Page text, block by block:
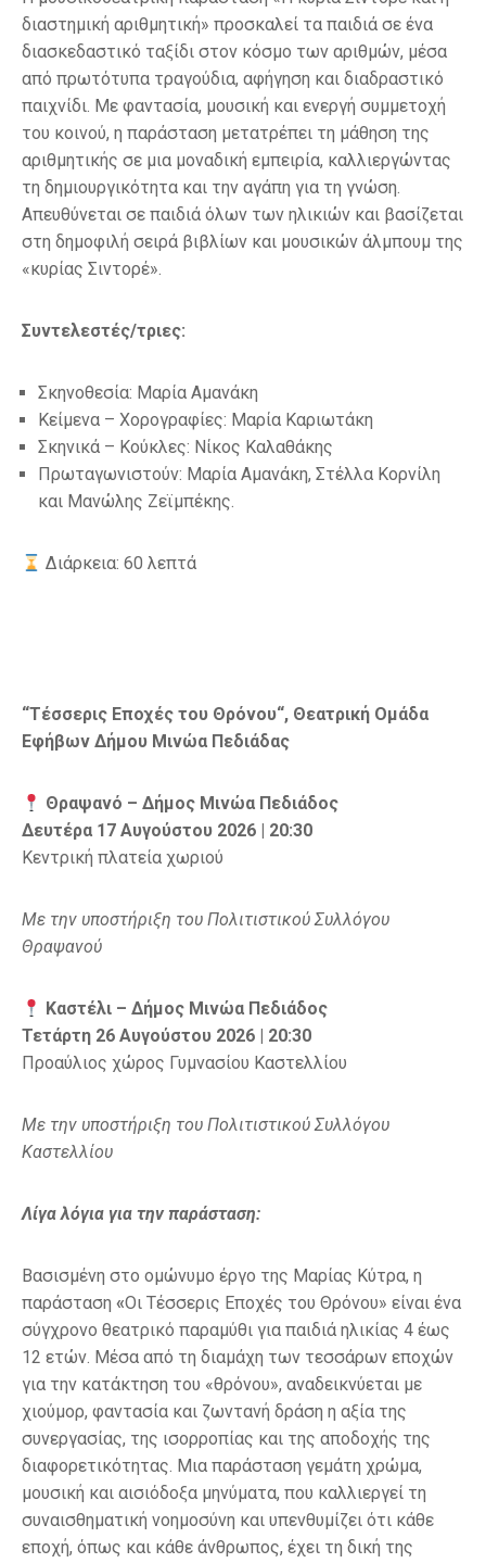
διαστημική αριθμητική» προσκαλεί τα παιδιά σε ένα
διασκεδαστικό ταξίδι στον κόσμο των αριθμών, μέσα
από πρωτότυπα τραγούδια, αφήγηση και διαδραστικό
παιχνίδι. Με φαντασία, μουσική και ενεργή συμμετοχή
του κοινού, η παράσταση μετατρέπει τη μάθηση της
αριθμητικής σε μια μοναδική εμπειρία, καλλιεργώντας
τη δημιουργικότητα και την αγάπη για τη γνώση.
Απευθύνεται σε παιδιά όλων των ηλικιών και βασίζεται
στη δημοφιλή σειρά βιβλίων και μουσικών άλμπουμ της
«κυρίας Σιντορέ».
Συντελεστές/τριες:
Σκηνοθεσία: Μαρία Αμανάκη
Κείμενα – Χορογραφίες: Μαρία Καριωτάκη
Σκηνικά – Κούκλες: Νίκος Καλαθάκης
Πρωταγωνιστούν: Μαρία Αμανάκη, Στέλλα Κορνίλη
και Μανώλης Ζεϊμπέκης.
Διάρκεια: 60 λεπτά
“Τέσσερις Εποχές του Θρόνου“, Θεατρική Ομάδα
Εφήβων Δήμου Μινώα Πεδιάδας
Θραψανό – Δήμος Μινώα Πεδιάδος
Δευτέρα 17 Αυγούστου 2026 | 20:30
Κεντρική πλατεία χωριού
Με την υποστήριξη του Πολιτιστικού Συλλόγου
Θραψανού
Καστέλι – Δήμος Μινώα Πεδιάδος
Τετάρτη 26 Αυγούστου 2026 | 20:30
Προαύλιος χώρος Γυμνασίου Καστελλίου
Με την υποστήριξη του Πολιτιστικού Συλλόγου
Καστελλίου
Λίγα λόγια για την παράσταση:
Βασισμένη στο ομώνυμο έργο της Μαρίας Κύτρα, η
παράσταση «Οι Τέσσερις Εποχές του Θρόνου» είναι ένα
σύγχρονο θεατρικό παραμύθι για παιδιά ηλικίας 4 έως
12 ετών. Μέσα από τη διαμάχη των τεσσάρων εποχών
για την κατάκτηση του «θρόνου», αναδεικνύεται με
χιούμορ, φαντασία και ζωντανή δράση η αξία της
συνεργασίας, της ισορροπίας και της αποδοχής της
διαφορετικότητας. Μια παράσταση γεμάτη χρώμα,
μουσική και αισιόδοξα μηνύματα, που καλλιεργεί τη
συναισθηματική νοημοσύνη και υπενθυμίζει ότι κάθε
εποχή, όπως και κάθε άνθρωπος, έχει τη δική της